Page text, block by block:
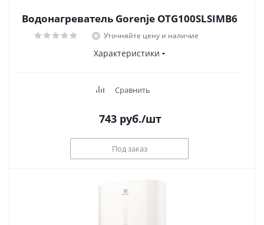
Водонагреватель Gorenje OTG100SLSIMB6
Уточняйте цену и наличие
Характеристики
Сравнить
743руб./шт
Под заказ